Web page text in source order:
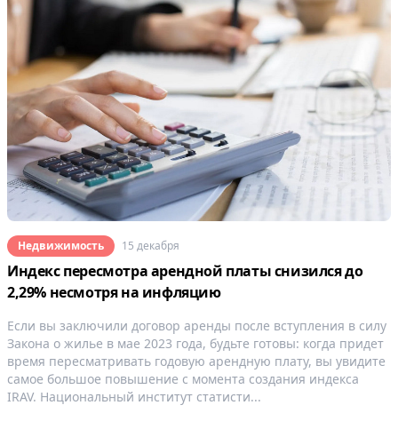
Недвижимость 15 декабря
Индекс пересмотра арендной платы снизился до
2,29% несмотря на инфляцию
Если вы заключили договор аренды после вступления в силу
Закона о жилье в мае 2023 года, будьте готовы: когда придет
время пересматривать годовую арендную плату, вы увидите
самое большое повышение с момента создания индекса
IRAV. Национальный институт статисти...